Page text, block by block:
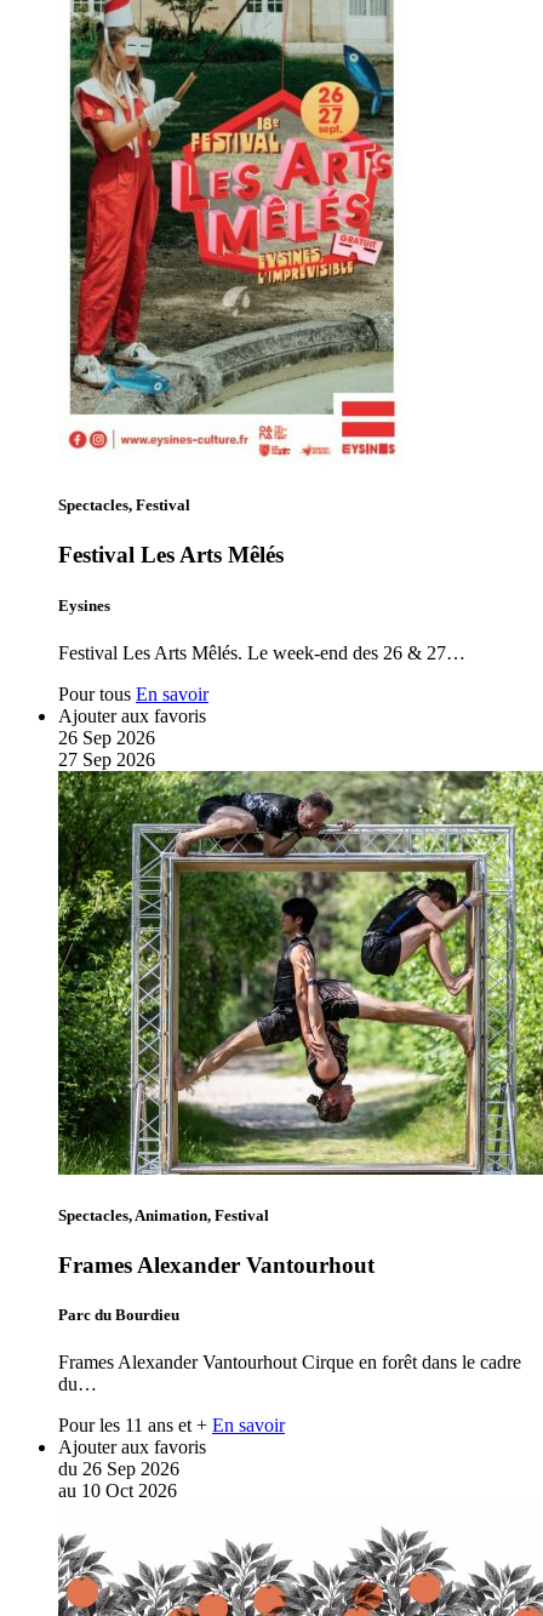
Spectacles, Festival
Festival Les Arts Mêlés
Eysines
Festival Les Arts Mêlés. Le week-end des 26 & 27…
Pour tous En savoir
Ajouter aux favoris
26 Sep 2026
27 Sep 2026
Spectacles, Animation, Festival
Frames Alexander Vantourhout
Parc du Bourdieu
Frames Alexander Vantourhout Cirque en forêt dans le cadre
du…
Pour les 11 ans et + En savoir
Ajouter aux favoris
du 26 Sep 2026
au 10 Oct 2026